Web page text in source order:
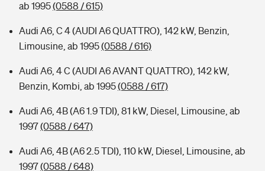
ab 1995(0588 / 615)
Audi A6, C 4 (AUDI A6 QUATTRO), 142 kW, Benzin,
Limousine, ab 1995(0588 / 616)
Audi A6, 4 C (AUDI A6 AVANT QUATTRO), 142 kW,
Benzin, Kombi, ab 1995(0588 / 617)
Audi A6, 4B (A6 1.9 TDI), 81 kW, Diesel, Limousine, ab
1997(0588 / 647)
Audi A6, 4B (A6 2.5 TDI), 110 kW, Diesel, Limousine, ab
1997(0588 / 648)